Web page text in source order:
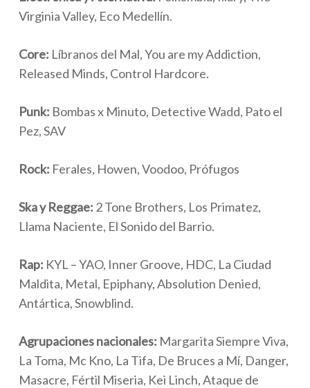
Virginia Valley, Eco Medellín.
Core: Líbranos del Mal, You are my Addiction,
Released Minds, Control Hardcore.
Punk: Bombas x Minuto, Detective Wadd, Pato el
Pez, SAV
Rock: Ferales, Howen, Voodoo, Prófugos
Ska y Reggae: 2 Tone Brothers, Los Primatez,
Llama Naciente, El Sonido del Barrio.
Rap: KYL – YAO, Inner Groove, HDC, La Ciudad
Maldita, Metal, Epiphany, Absolution Denied,
Antártica, Snowblind.
Agrupaciones nacionales: Margarita Siempre Viva,
La Toma, Mc Kno, La Tifa, De Bruces a Mí, Danger,
Masacre, Fértil Miseria, Kei Linch, Ataque de